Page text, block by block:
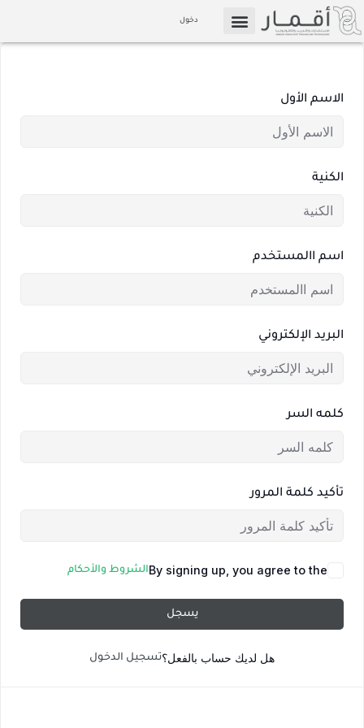
تخطي
إلى
دخول
الاسم الأول
الكنية
اسم االمستخدم
البريد الإلكتروني
كلمه السر
تأكيد كلمة المرور
By signing up, you agree to theالشروط والأحكام
يسجل
هل لديك حساب بالفعل؟تسجيل الدخول